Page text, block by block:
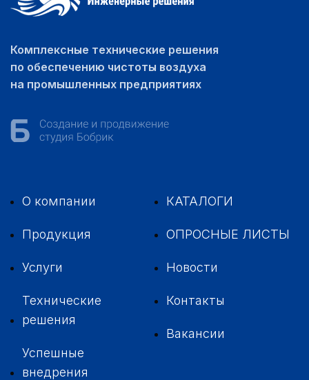
Комплексные технические решения
по обеспечению чистоты воздуха
на промышленных предприятиях
О компании
Продукция
Услуги
Технические
решения
Успешные
внедрения
КАТАЛОГИ
ОПРОСНЫЕ ЛИСТЫ
Новости
Контакты
Вакансии